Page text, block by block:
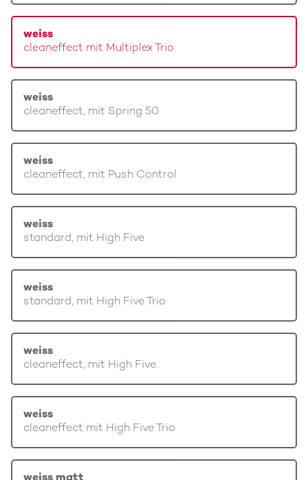
weiss
cleaneffect mit Multiplex Trio
weiss
cleaneffect, mit Spring 50
weiss
cleaneffect, mit Push Control
weiss
standard, mit High Five
weiss
standard, mit High Five Trio
weiss
cleaneffect, mit High Five
weiss
cleaneffect mit High Five Trio